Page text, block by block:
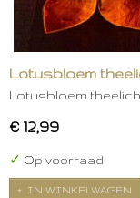
Lotusbloem
Lotusbloem
€ 12,99
✓ Op voorraad
IN WINKELWAGEN